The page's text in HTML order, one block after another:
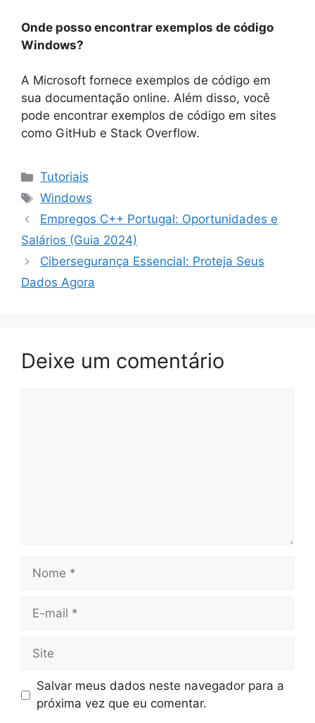
Onde posso encontrar exemplos de código
Windows?
A Microsoft fornece exemplos de código em
sua documentação online. Além disso, você
pode encontrar exemplos de código em sites
como GitHub e Stack Overflow.
Categorias
Tutoriais
Tags
Windows
Empregos C++ Portugal: Oportunidades e
Salários (Guia 2024)
Cibersegurança Essencial: Proteja Seus
Dados Agora
Deixe um comentário
Nome
Site
Salvar meus dados neste navegador para a
próxima vez que eu comentar.